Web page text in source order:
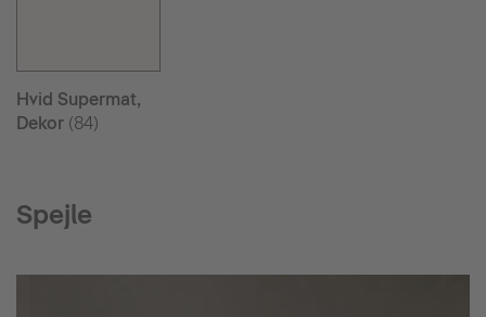
Hvid Supermat,
Dekor (84)
Spejle